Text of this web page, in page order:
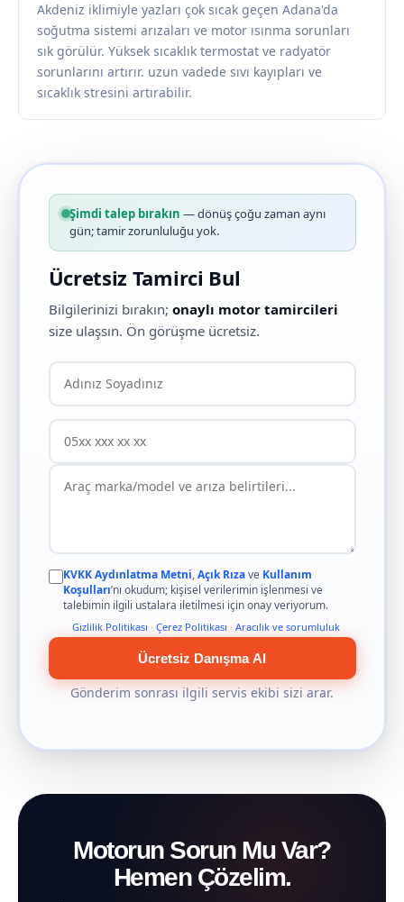
Akdeniz iklimiyle yazları çok sıcak geçen Adana'da
soğutma sistemi arızaları ve motor ısınma sorunları
sık görülür. Yüksek sıcaklık termostat ve radyatör
sorunlarını artırır. uzun vadede sıvı kayıpları ve
sıcaklık stresini artırabilir.
Şimdi talep bırakın — dönüş çoğu zaman aynı
gün; tamir zorunluluğu yok.
Ücretsiz Tamirci Bul
Bilgilerinizi bırakın; onaylı motor tamircileri
size ulaşsın. Ön görüşme ücretsiz.
KVKK Aydınlatma Metni,Açık Rızave Kullanım
Koşulları’nı okudum; kişisel verilerimin işlenmesi ve
talebimin ilgili ustalara iletilmesi için onay veriyorum.
Gizlilik Politikası · Çerez Politikası · Aracılık ve sorumluluk
Ücretsiz Danışma Al
Gönderim sonrası ilgili servis ekibi sizi arar.
Motorun Sorun Mu Var?
Hemen Çözelim.